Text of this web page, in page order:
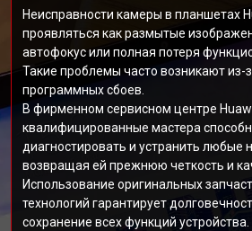
Неисправности камеры в планшетах
проявляться как размытые
автофокус или полная потеря
Такие проблемы часто возникают из-
программных сбоев.
В фирменном сервисном центре
квалифицированные мастера
диагностировать и устранить любые
возвращая ей прежнюю четкость и
Использование оригинальных
технологий гарантирует
сохранение всех функций устройства.